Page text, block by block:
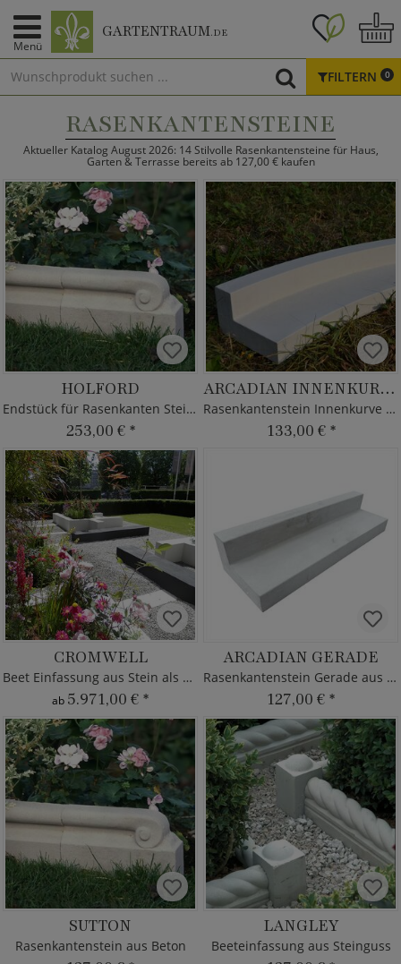
Menü
GARTENTRAUM.DE
FILTERN 0
RASENKANTENSTEINE
Aktueller Katalog August 2026: 14 Stilvolle Rasenkantensteine für Haus,
Garten & Terrasse bereits ab 127,00 € kaufen
HOLFORD
Endstück für Rasenkanten Stein Sutton
253,00 € *
ARCADIAN INNENKURVE 1000MM
Rasenkantenstein Innenkurve 100cm aus Steinguss
133,00 € *
CROMWELL
Beet Einfassung aus Stein als Sitzbank
ab 5.971,00 € *
ARCADIAN GERADE
Rasenkantenstein Gerade aus Steinguss
127,00 € *
SUTTON
Rasenkantenstein aus Beton
LANGLEY
Beeteinfassung aus Steinguss